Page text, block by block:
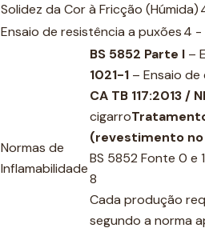
Solidez da Cor à Fricção (Húmida)
Ensaio de resistência a puxões4 -
Normas de
Inflamabilidade
BS 5852 Parte I –
1021-1 – Ensaio de
CA TB 117:2013 /
cigarro
(revestimento
BS 5852 Fonte 0 e
8
Cada produção
segundo a norma